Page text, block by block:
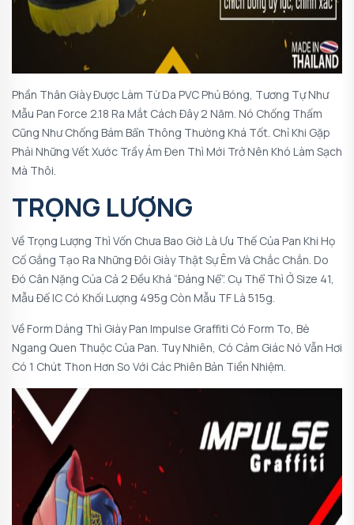
Phần Thân Giày Được Làm Từ Da PVC Phủ Bóng, Tương Tự Như
Mẫu Pan Force 2.18 Ra Mắt Cách Đây 2 Năm. Nó Chống Thấm
Cũng Như Chống Bám Bẩn Thông Thường Khá Tốt. Chỉ Khi Gặp
Phải Những Vết Xước Trầy Ám Đen Thì Mới Trở Nên Khó Làm Sạch
Mà Thôi.
TRỌNG LƯỢNG
Về Trọng Lượng Thì Vốn Chưa Bao Giờ Là Ưu Thế Của Pan Khi Họ
Cố Gắng Tạo Ra Những Đôi Giày Thật Sự Êm Và Chắc Chắn. Do
Đó Cân Nặng Của Cả 2 Đều Khá “đáng Nể”. Cụ Thể Thì Ở Size 41,
Mẫu Đế IC Có Khối Lượng 495g Còn Mẫu TF Là 515g.
Về Form Dáng Thì Giày Pan Impulse Graffiti Có Form To, Bè
Ngang Quen Thuộc Của Pan. Tuy Nhiên, Có Cảm Giác Nó Vẫn Hơi
Có 1 Chút Thon Hơn So Với Các Phiên Bản Tiền Nhiệm.